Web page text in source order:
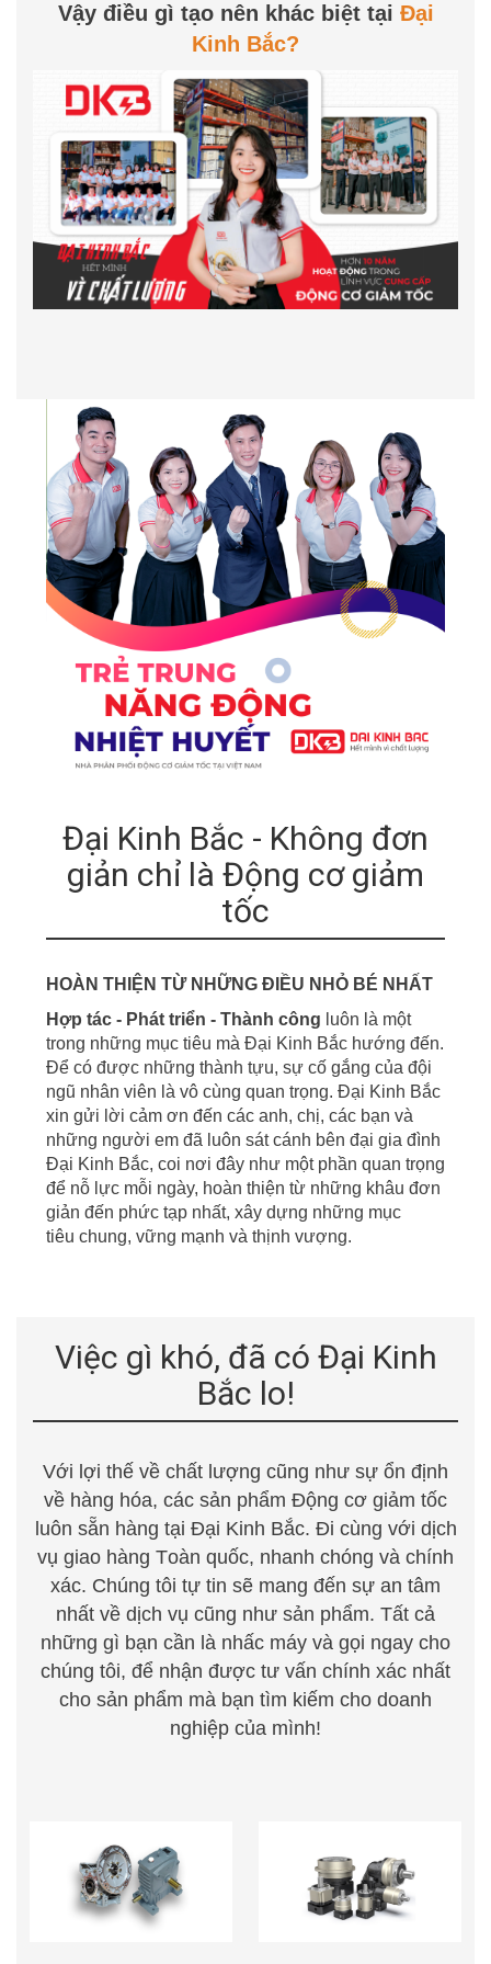
Vậy điều gì tạo nên khác biệt tại Đại
Kinh Bắc?
Đại Kinh Bắc - Không đơn
giản chỉ là Động cơ giảm
tốc
HOÀN THIỆN TỪ NHỮNG ĐIỀU NHỎ BÉ NHẤT
Hợp tác - Phát triển - Thành công luôn là một
trong những mục tiêu mà Đại Kinh Bắc hướng đến.
Để có được những thành tựu, sự cố gắng của đội
ngũ nhân viên là vô cùng quan trọng. Đại Kinh Bắc
xin gửi lời cảm ơn đến các anh, chị, các bạn và
những người em đã luôn sát cánh bên đại gia đình
Đại Kinh Bắc, coi nơi đây như một phần quan trọng
để nỗ lực mỗi ngày, hoàn thiện từ những khâu đơn
giản đến phức tạp nhất, xây dựng những mục
tiêu chung, vững mạnh và thịnh vượng.
Việc gì khó, đã có Đại Kinh
Bắc lo!
Với lợi thế về chất lượng cũng như sự ổn định
về hàng hóa, các sản phẩm Động cơ giảm tốc
luôn sẵn hàng tại Đại Kinh Bắc. Đi cùng với dịch
vụ giao hàngToàn quốc, nhanh chóng và chính
xác. Chúngtôi tự tin sẽ mang đến sự an tâm
nhất về dịch vụ cũng như sản phẩm. Tất cả
những gì bạn cần là nhấc máyvà gọi ngay cho
chúngtôi, để nhận được tư vấn chính xác nhất
cho sản phẩm mà bạn tìm kiếm cho doanh
nghiệp của mình!
HỘP GIẢM TỐC TRỤC
VÍT BÁNH VÍT
HỘP GIẢM TỐC HÀNH
TINH